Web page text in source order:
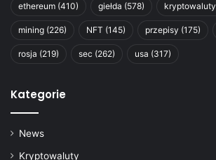
ethereum (410) giełda (578) kryptowaluty
mining (226) NFT (145) przepisy (175)
rosja (219) sec (262) usa (317)
Kategorie
News
Kryptowaluty